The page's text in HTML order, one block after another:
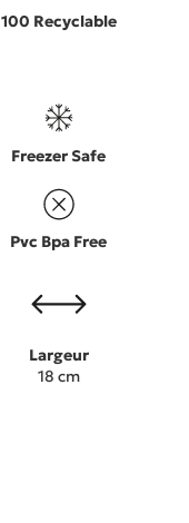
100 Recyclable
Freezer Safe
Pvc Bpa Free
Largeur
18 cm